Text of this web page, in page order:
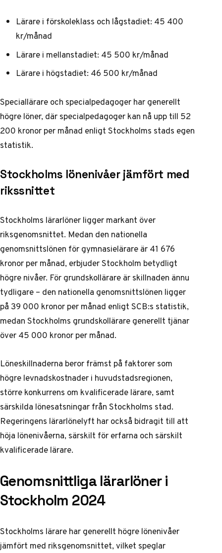
Lärare i förskoleklass och lågstadiet: 45 400
kr/månad
Lärare i mellanstadiet: 45 500 kr/månad
Lärare i högstadiet: 46 500 kr/månad
Speciallärare och specialpedagoger har generellt
högre löner, där specialpedagoger kan nå upp till 52
200 kronor per månad enligtStockholms stads egen
statistik.
Stockholms lönenivåer jämfört med
rikssnittet
Stockholms lärarlöner ligger markant över
riksgenomsnittet. Medan den nationella
genomsnittslönen för gymnasielärare är 41 676
kronor per månad, erbjuder Stockholm betydligt
högre nivåer. För grundskollärare är skillnaden ännu
tydligare – den nationella genomsnittslönen ligger
på 39 000 kronor per månad enligtSCB:s statistik,
medan Stockholms grundskollärare generellt tjänar
över 45 000 kronor per månad.
Löneskillnaderna beror främst på faktorer som
högre levnadskostnader i huvudstadsregionen,
större konkurrens om kvalificerade lärare, samt
särskilda lönesatsningar från Stockholms stad.
Regeringens lärarlönelyft har också bidragit till att
höja lönenivåerna, särskilt för erfarna och särskilt
kvalificerade lärare.
Genomsnittliga lärarlöner i
Stockholm 2024
Stockholms lärare har generellt högre lönenivåer
jämfört med riksgenomsnittet, vilket speglar